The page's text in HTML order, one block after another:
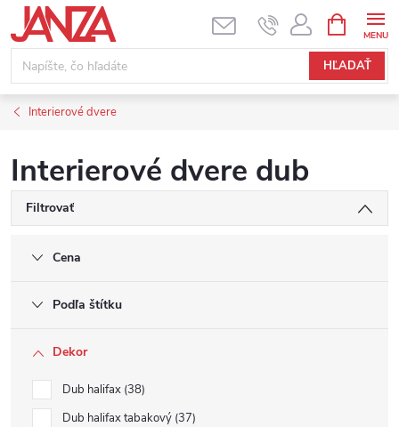
Prejsť na obsah
HĽADAŤ
Interierové dvere
Interierové dvere dub
Filtrovať
Cena
Podľa štítku
Dekor
Dub halifax 38
Dub halifax tabakový 37